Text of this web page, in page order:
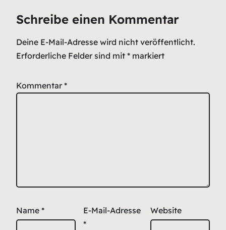
Schreibe einen Kommentar
Deine E-Mail-Adresse wird nicht veröffentlicht.
Erforderliche Felder sind mit * markiert
Kommentar *
Name *
E-Mail-Adresse
*
Website